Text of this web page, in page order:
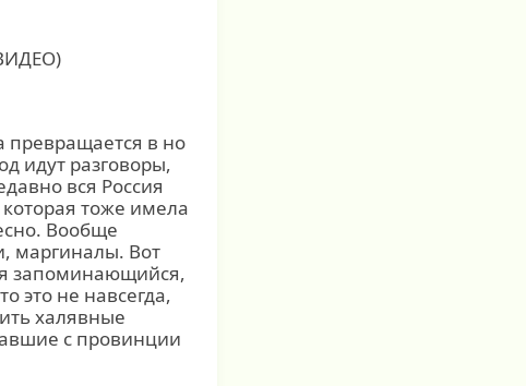
в но
идут разговоры,
вся Россия
тоже имела
Вообще
маргиналы. Вот
запоминающийся,
это не навсегда,
халявные
с провинции